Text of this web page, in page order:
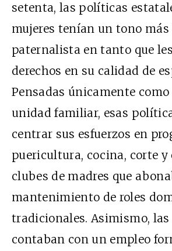
setenta, las políticas
mujeres tenían un tono más
paternalista en tanto que
derechos en su calidad de
Pensadas únicamente
unidad familiar, esas
centrar sus esfuerzos en
puericultura, cocina, corte y
clubes de madres que
mantenimiento de roles
tradicionales. Asimismo, las
contaban con un empleo